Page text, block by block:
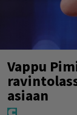
Vappu
asiaan